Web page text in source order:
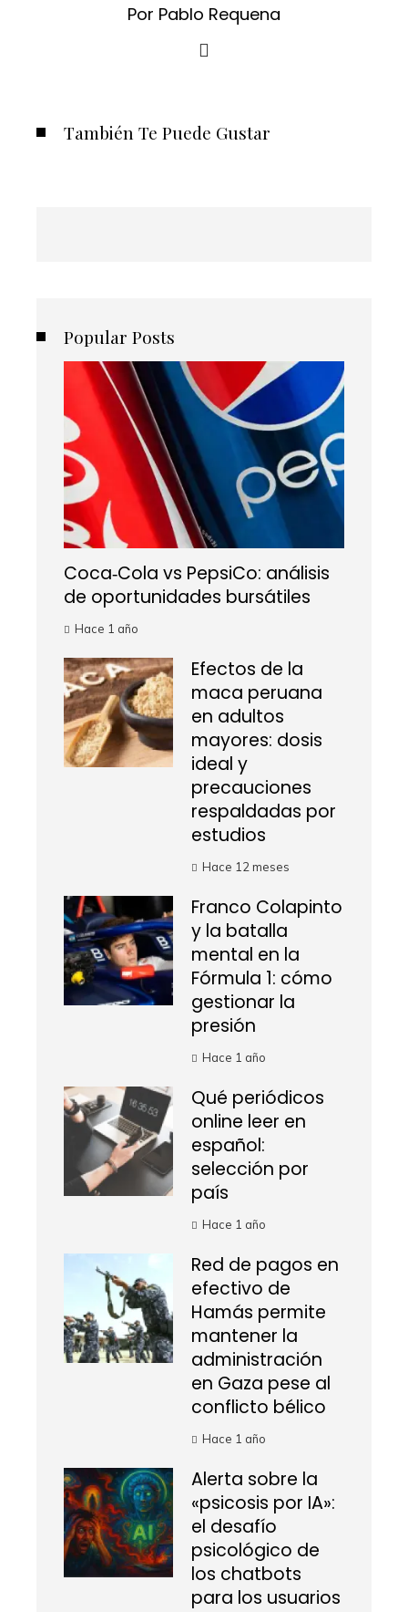
Por Pablo Requena
También Te Puede Gustar
Popular Posts
Coca‑Cola vs PepsiCo: análisis
de oportunidades bursátiles
Hace 1 año
Efectos de la
maca peruana
en adultos
mayores: dosis
ideal y
precauciones
respaldadas por
estudios
Hace 12 meses
Franco Colapinto
y la batalla
mental en la
Fórmula 1: cómo
gestionar la
presión
Hace 1 año
Qué periódicos
online leer en
español:
selección por
país
Hace 1 año
Red de pagos en
efectivo de
Hamás permite
mantener la
administración
en Gaza pese al
conflicto bélico
Hace 1 año
Alerta sobre la
«psicosis por IA»:
el desafío
psicológico de
los chatbots
para los usuarios